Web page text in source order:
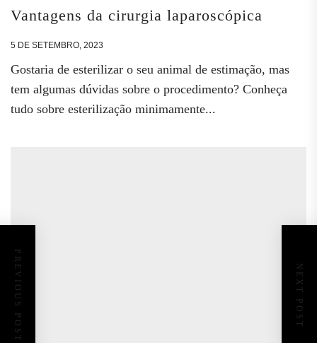
PREVIOUS POST NEXT POST
Vantagens da cirurgia laparoscópica
5 DE SETEMBRO, 2023
Gostaria de esterilizar o seu animal de estimação, mas
tem algumas dúvidas sobre o procedimento? Conheça
tudo sobre esterilização minimamente...